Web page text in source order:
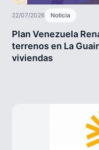
22/07/2026 Noticia
Plan Venezuela
terrenos en La
viviendas